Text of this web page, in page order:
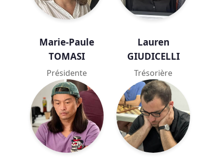
Marie-Paule
TOMASI
Présidente
Lauren
GIUDICELLI
Trésorière